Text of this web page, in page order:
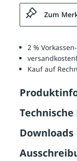
Zum
2 %
Kauf auf
Downloads